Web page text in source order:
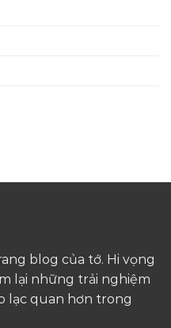
blog của tớ. Hi vọng
lại những trải nghiệm
lạc quan hơn trong